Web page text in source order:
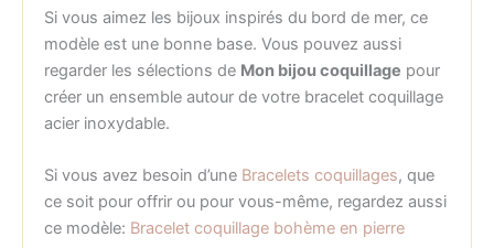
Si vous aimez les bijoux inspirés du bord de mer, ce
modèle est une bonne base. Vous pouvez aussi
regarder les sélections de Mon bijou coquillage pour
créer un ensemble autour de votre bracelet coquillage
acier inoxydable.
Si vous avez besoin d’une Bracelets coquillages, que
ce soit pour offrir ou pour vous-même, regardez aussi
ce modèle: Bracelet coquillage bohème en pierre